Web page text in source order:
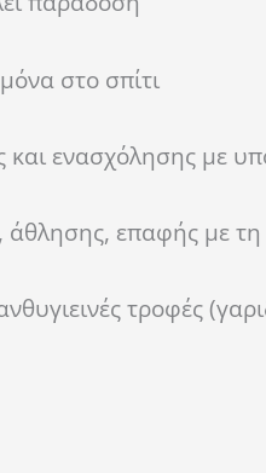
στο σπίτι
ενασχόλησης με
άθλησης, επαφής με
τροφές